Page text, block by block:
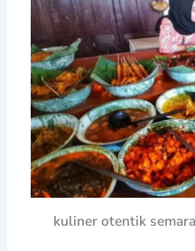
kuliner otentik